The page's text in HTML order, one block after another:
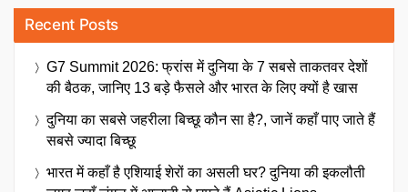
Recent Posts
G7 Summit 2026: फ्रांस में दुनिया के 7 सबसे ताकतवर देशों
की बैठक, जानिए 13 बड़े फैसले और भारत के लिए क्यों है खास
दुनिया का सबसे जहरीला बिच्छू कौन सा है?, जानें कहाँ पाए जाते हैं
सबसे ज्यादा बिच्छू
भारत में कहाँ है एशियाई शेरों का असली घर? दुनिया की इकलौती